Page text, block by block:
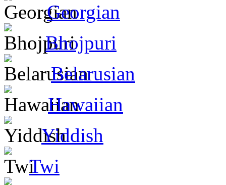
Georgian
Bhojpuri
Belarusian
Hawaiian
Yiddish
Twi